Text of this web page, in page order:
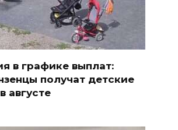
в графике выплат:
получат детские
августе